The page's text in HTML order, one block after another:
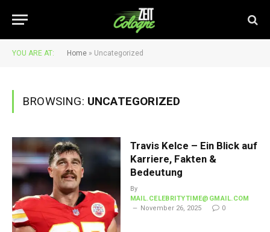
YOU ARE AT: Home » Uncategorized
BROWSING: UNCATEGORIZED
Travis Kelce – Ein Blick auf
Karriere, Fakten &
Bedeutung
By
MAIL.CELEBRITYTIME@GMAIL.COM
November 26, 2025
0